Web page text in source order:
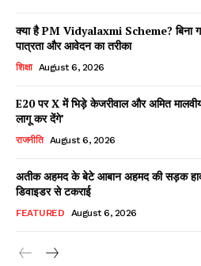
Facebook
Read Latest
NEWS 1
क्या है PM Vidyalaxmi Scheme? बिना
पात्रता और आवेदन का तरीका
शिक्षा August 6, 2026
E20 पर X में भिड़े केजरीवाल और अमित
लागू कर देंगे’
राजनीति August 6, 2026
अतीक अहमद के बेटे आबान अहमद की सड़क
डिवाइडर से टकराई
FEATURED August 6, 2026